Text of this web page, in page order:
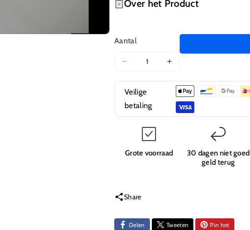
Over het Product
Aantal
Aantal
voor
Trekstarter
R020
Aantal
voor
Trekstarter
R020
Veilige
betaling
Grote voorraad
30 dagen niet goed
geld terug
Share
Delen Tweeten Pin het